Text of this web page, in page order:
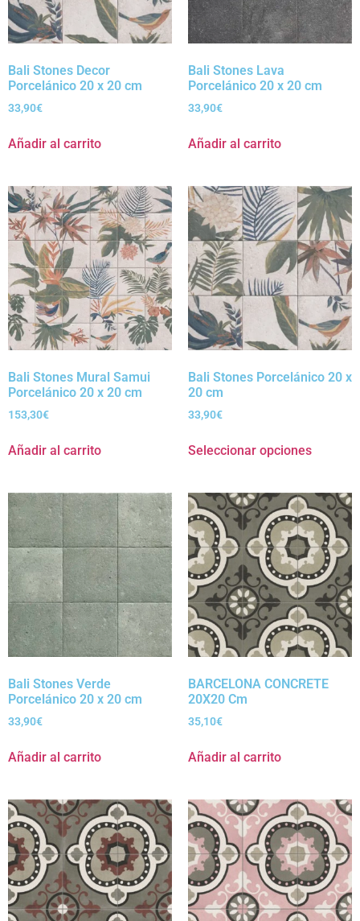
Bali Stones Decor
Porcelánico 20 x 20 cm
33,90€
Añadir al carrito
Bali Stones Lava
Porcelánico 20 x 20 cm
33,90€
Añadir al carrito
Bali Stones Mural Samui
Porcelánico 20 x 20 cm
153,30€
Añadir al carrito
Bali Stones Porcelánico 20 x
20 cm
33,90€
Seleccionar opciones
Bali Stones Verde
Porcelánico 20 x 20 cm
33,90€
Añadir al carrito
BARCELONA CONCRETE
20X20 Cm
35,10€
Añadir al carrito